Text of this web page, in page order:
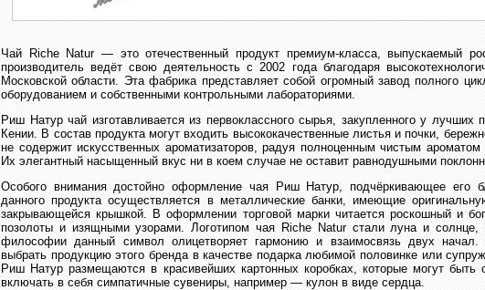
Чай Riche Natur — это отечественный продукт премиум-класса, выпускаемый
производитель ведёт свою деятельность с 2002 года благодаря
Московской области. Эта фабрика представляет собой огромный завод полного
оборудованием и собственными контрольными лабораториями.
Риш Натур чай изготавливается из первоклассного сырья, закупленного у
Кении. В состав продукта могут входить высококачественные листья и почки,
не содержит искусственных ароматизаторов, радуя полноценным чистым
Их элегантный насыщенный вкус ни в коем случае не оставит равнодушными
Особого внимания достойно оформление чая Риш Натур, подчёркивающее его
данного продукта осуществляется в металлические банки, имеющие
закрывающейся крышкой. В оформлении торговой марки читается роскошный и
позолоты и изящными узорами. Логотипом чая Riche Natur стали луна и
философии данный символ олицетворяет гармонию и взаимосвязь двух начал.
выбрать продукцию этого бренда в качестве подарка любимой половинке или
Риш Натур размещаются в красивейших картонных коробках, которые могут
включать в себя симпатичные сувениры, например — кулон в виде сердца.